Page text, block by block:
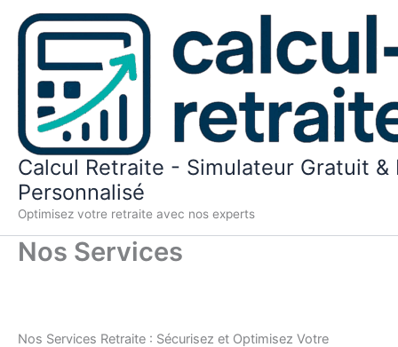
Calcul Retraite - Simulateur Gratuit &
Personnalisé
Optimisez votre retraite avec nos experts
Nos Services
Nos Services Retraite : Sécurisez et Optimisez Votre